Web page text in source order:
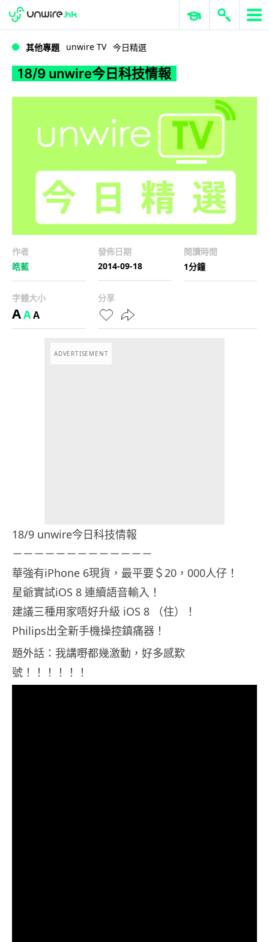
18/9 unwire今日科技情報
WWDC 2026 ERP 與商業 AI
其他專題 unwire TV 今日精選
18/9 unwire今日科技情報
作者
皓藍
發佈日期
2014-09-18
閱讀時間
1分鐘
字體大小
AAA
分享
ADVERTISEMENT
18/9 unwire今日科技情報
－－－－－－－－－－－－－
華強有iPhone 6現貨，最平要＄20，000人仔！
星爺實試iOS 8 連續語音輸入！
建議三種用家唔好升級 iOS 8 （住）！
Philips出全新手機操控鎮痛器！
題外話：我講嘢都幾激動，好多感歎
號！！！！！！